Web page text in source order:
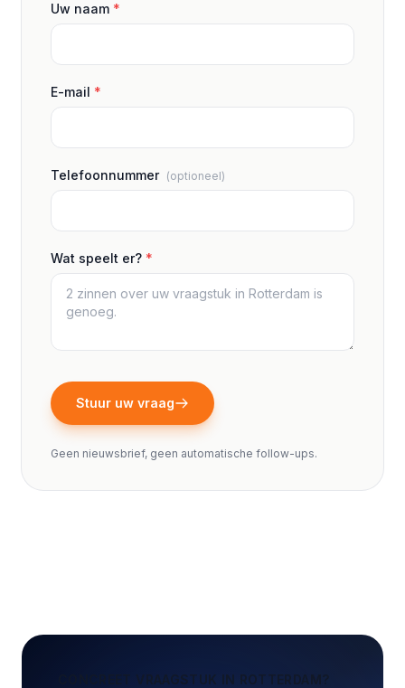
Uw naam *
E-mail *
Telefoonnummer (optioneel)
Wat speelt er? *
Stuur uw vraag
Geen nieuwsbrief, geen automatische follow-ups.
CONCREET VRAAGSTUK IN ROTTERDAM?